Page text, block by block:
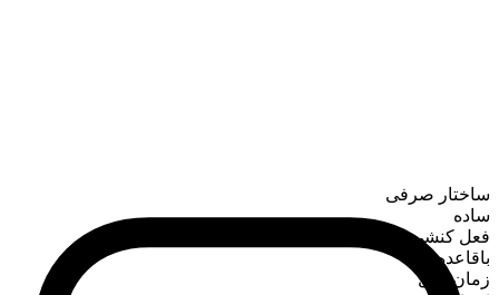
ساختار صرفی
ساده
فعل کنشی
باقاعده
زمان حال